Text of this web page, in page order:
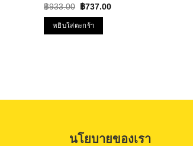
฿933.00 Original
was:
฿933.00.
฿737.00Current
หยิบใส่ตะกร้า
นโยบายของเรา